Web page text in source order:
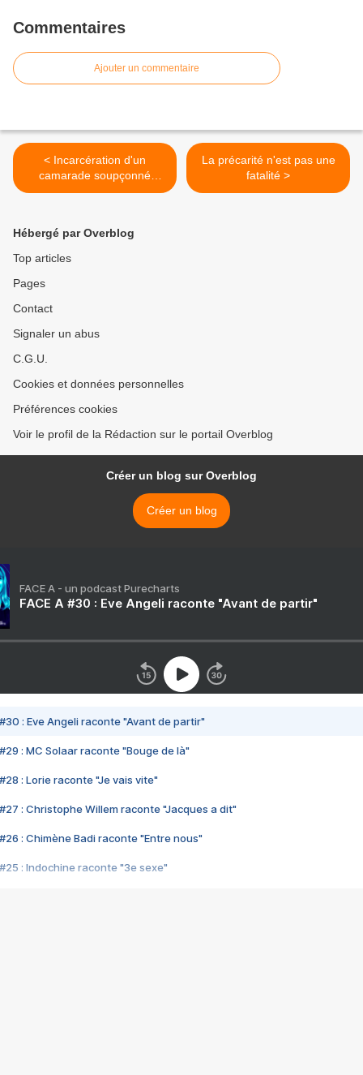
Commentaires
Ajouter un commentaire
< Incarcération d'un
camarade soupçonné
d'attaques contre les
La précarité n'est pas une
fatalité >
Hébergé par Overblog
Top articles
Pages
Contact
Signaler un abus
C.G.U.
Cookies et données personnelles
Préférences cookies
Voir le profil de la Rédaction sur le portail Overblog
Créer un blog sur Overblog
Créer un blog
FACE A - un podcast Purecharts
FACE A #30 : Eve Angeli raconte "Avant de partir"
#30 : Eve Angeli raconte "Avant de partir"
#29 : MC Solaar raconte "Bouge de là"
#28 : Lorie raconte "Je vais vite"
#27 : Christophe Willem raconte "Jacques a dit"
#26 : Chimène Badi raconte "Entre nous"
#25 : Indochine raconte "3e sexe"